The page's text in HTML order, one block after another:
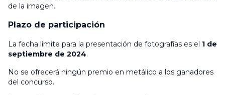
de la imagen.
Plazo de participación
La fecha límite para la presentación de fotografías es el 1 de
septiembre de 2024.
No se ofrecerá ningún premio en metálico a los ganadores
del concurso.